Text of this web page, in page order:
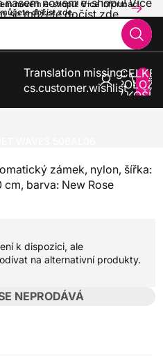
novém e-shopu! Více informací
dočíst zde.
našem novém e-shopu! Více
se můžete dočíst zde.
Translation missing:
cs.customer.wishlist
V
0
zámek, nylon, šířka:
cm, barva: New Rose
k dispozici, ale
na alternativní produkty.
NEPRODÁVÁ